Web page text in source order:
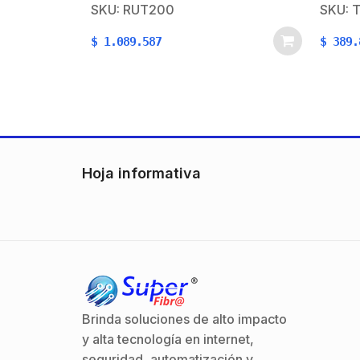
estado de operador, estado de
conexión de datos, tipo de red,
ancho de banda, banda
SKU: RUT200
$ 1.089.587
través
de
SKU:
$
Hoja informativa
Brinda soluciones de alto impacto
y alta tecnología en internet,